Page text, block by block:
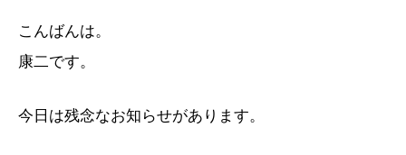
こんばんは。
康二です。
今日は残念なお知らせがあります。